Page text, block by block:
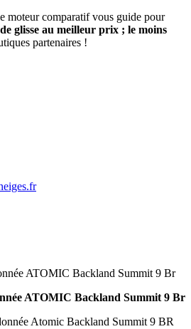
moteur comparatif vous guide pour
glisse au meilleur prix ; le moins
partenaires !
ATOMIC Backland Summit 9 Br
Atomic Backland Summit 9 BR